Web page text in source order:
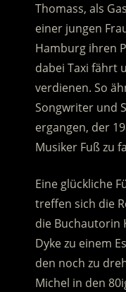
Thomass, als
einer jungen
Hamburg ihren
dabei Taxi fährt
verdienen. So
Songwriter und
ergangen, der
Musiker Fuß zu
Eine glückliche
treffen sich die
die Buchautorin
Dyke zu einem
den noch zu
Michel in den